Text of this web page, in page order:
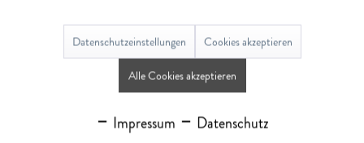
Ähnliche ArtikelDatenschutzeinstellungen Cookies akzeptieren
Alle Cookies akzeptieren
Impressum Datenschutz